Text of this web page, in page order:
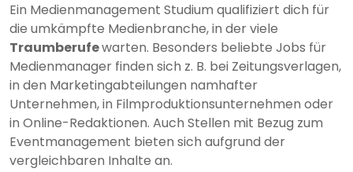
Ein Medienmanagement Studium qualifiziert dich für
die umkämpfte Medienbranche, in der viele
Traumberufewarten. Besonders beliebte Jobs für
Medienmanager finden sich z. B. bei Zeitungsverlagen,
in den Marketingabteilungen namhafter
Unternehmen, in Filmproduktionsunternehmen oder
in Online-Redaktionen. Auch Stellen mit Bezug zum
Eventmanagement bieten sich aufgrund der
vergleichbaren Inhalte an.